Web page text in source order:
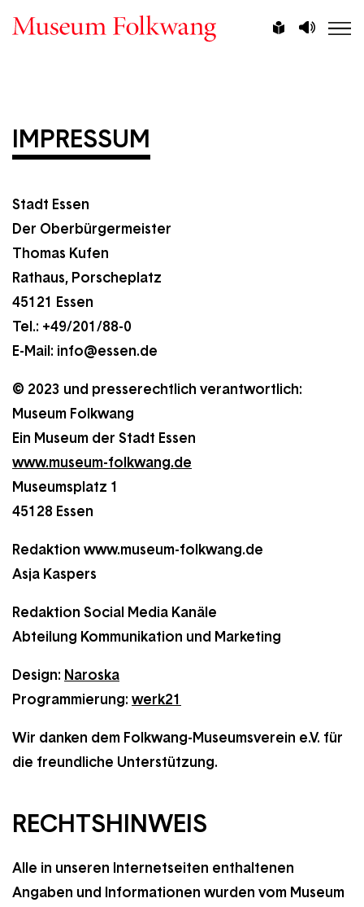
zum
Vorlesen
Leichte
IMPRESSUM
Stadt Essen
Der Oberbürgermeister
Thomas Kufen
Rathaus, Porscheplatz
45121 Essen
Tel.: +49/201/88-0
E-Mail: info@essen.de
© 2023 und presserechtlich verantwortlich:
Museum Folkwang
Ein Museum der Stadt Essen
www.museum-folkwang.de
Museumsplatz 1
45128 Essen
Redaktion www.museum-folkwang.de
Asja Kaspers
Redaktion Social Media Kanäle
Abteilung Kommunikation und Marketing
Design: Naroska
Programmierung: werk21
Wir danken dem Folkwang-Museumsverein e.V. für
die freundliche Unterstützung.
RECHTSHINWEIS
Alle in unseren Internetseiten enthaltenen
Angaben und Informationen wurden vom Museum